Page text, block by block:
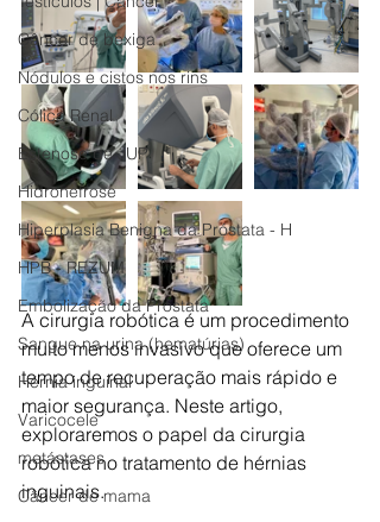
Câncer de bexiga
Nódulos e cistos nos rins
Cólica Renal
Estenose de JUP
Hidronefrose
Hiperplasia Benigna da Próstata - H
HPB - REZUM
Embolização da Próstata
Sangue na urina (hematúrias)
Hérnia inguinal
Varicocele
metástases
Câncer de mama
A cirurgia robótica é um procedimento
muito menos invasivo que oferece um
tempo de recuperação mais rápido e
maior segurança. Neste artigo,
exploraremos o papel da cirurgia
robótica no tratamento de hérnias
inguinais.